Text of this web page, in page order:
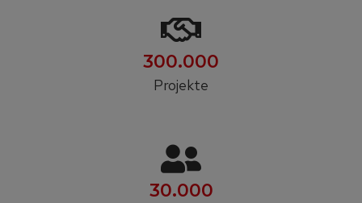
300.000
Projekte
30.000